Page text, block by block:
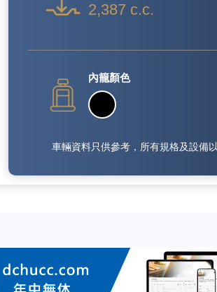
2,387 c.c.
內籠顏色
車輛資料只供參考，所有規格及設備